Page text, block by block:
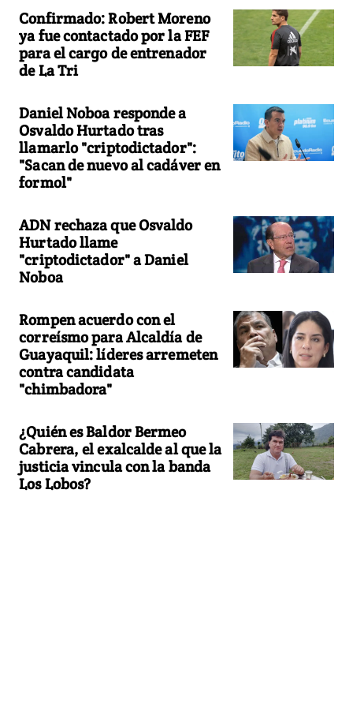
Confirmado: Robert Moreno
ya fue contactado por la FEF
para el cargo de entrenador
de La Tri
Daniel Noboa responde a
Osvaldo Hurtado tras
llamarlo "criptodictador":
"Sacan de nuevo al cadáver en
formol"
ADN rechaza que Osvaldo
Hurtado llame
"criptodictador" a Daniel
Noboa
Rompen acuerdo con el
correísmo para Alcaldía de
Guayaquil: líderes arremeten
contra candidata
"chimbadora"
¿Quién es Baldor Bermeo
Cabrera, el exalcalde al que la
justicia vincula con la banda
Los Lobos?